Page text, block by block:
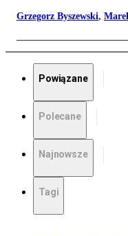
Grzegorz Byszewski,
Powiązane
Polecane
Najnowsze
Tagi